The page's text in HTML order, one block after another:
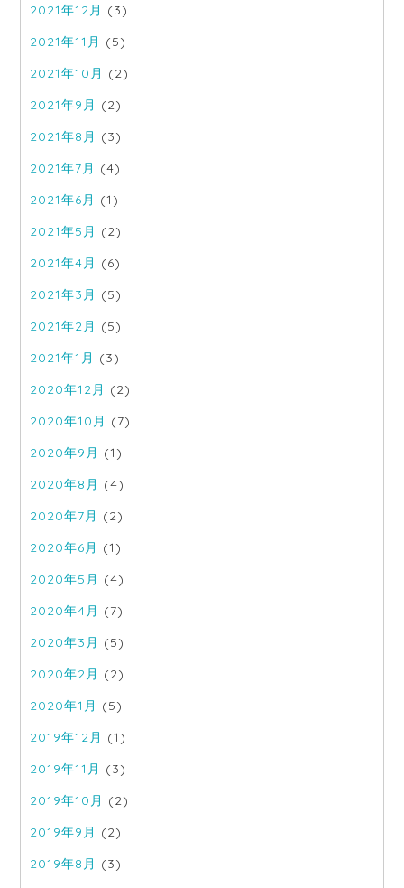
2021年12月 (3)
2021年11月 (5)
2021年10月 (2)
2021年9月 (2)
2021年8月 (3)
2021年7月 (4)
2021年6月 (1)
2021年5月 (2)
2021年4月 (6)
2021年3月 (5)
2021年2月 (5)
2021年1月 (3)
2020年12月 (2)
2020年10月 (7)
2020年9月 (1)
2020年8月 (4)
2020年7月 (2)
2020年6月 (1)
2020年5月 (4)
2020年4月 (7)
2020年3月 (5)
2020年2月 (2)
2020年1月 (5)
2019年12月 (1)
2019年11月 (3)
2019年10月 (2)
2019年9月 (2)
2019年8月 (3)